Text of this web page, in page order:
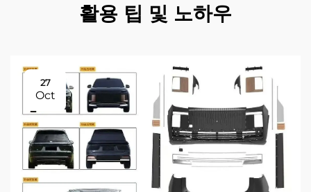
활용 팁 및 노하우
27
Oct